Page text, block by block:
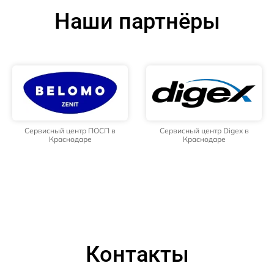
Наши партнёры
Сервисный центр ПОСП в
Краснодаре
Сервисный центр Digex в
Краснодаре
Контакты